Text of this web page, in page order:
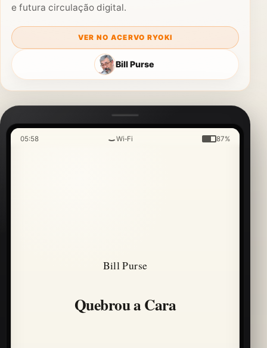
05:58 Wi‑Fi 87%
Bill Purse
Quebrou a Cara
e futura circulação digital.
VER NO ACERVO RYOKI
Bill Purse